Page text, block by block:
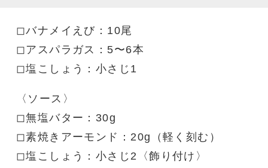
◻︎バナメイえび：10尾
◻︎アスパラガス：5〜6本
◻︎塩こしょう：小さじ1
〈ソース〉
◻︎無塩バター：30g
◻︎素焼きアーモンド：20g（軽く刻む）
◻︎塩こしょう：小さじ2〈飾り付け〉